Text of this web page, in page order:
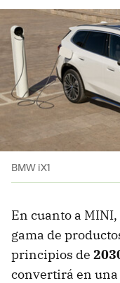
BMW iX1
En cuanto a
gama de
principios de
convertirá en